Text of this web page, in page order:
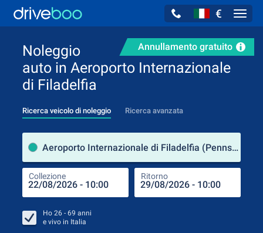
€
Annullamento gratuito
Noleggio
auto in Aeroporto Internazionale
di Filadelfia
Ricerca veicolo di noleggio Ricerca avanzata
Aeroporto Internazionale di Filadelfia (Pennsylvania / Stati Uniti d'America)
Collezione Ritorno
Ho 26 - 69 anni
e vivo in Italia